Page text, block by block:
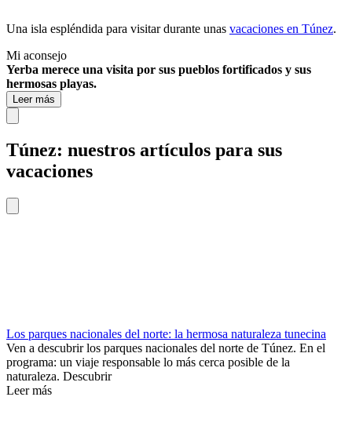
Una isla espléndida para visitar durante unas vacaciones en Túnez.
Mi aconsejo
Yerba merece una visita por sus pueblos fortificados y sus
hermosas playas.
Leer más
Túnez: nuestros artículos para sus
vacaciones
Los parques nacionales del norte: la hermosa naturaleza tunecina
Ven a descubrir los parques nacionales del norte de Túnez. En el
programa: un viaje responsable lo más cerca posible de la
naturaleza. Descubrir
Leer más